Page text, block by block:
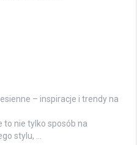
– inspiracje i trendy na
to nie tylko sposób na
stylu, …